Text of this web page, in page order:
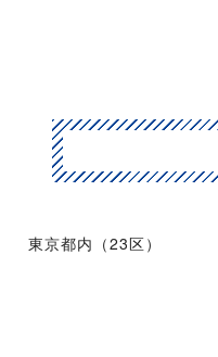
東京都内（23区）